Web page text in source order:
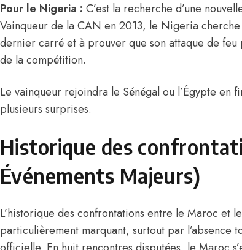
Pour le Nigeria : C’est la recherche d’une
Vainqueur de la CAN en 2013, le Nigeria
dernier carré et à prouver que son attaque de
de la compétition.
Le vainqueur rejoindra le Sénégal ou l’Égypte en
plusieurs surprises.
Historique des
Événements Majeurs)
L’historique des confrontations entre le Maroc et
particulièrement marquant, surtout par l’absence